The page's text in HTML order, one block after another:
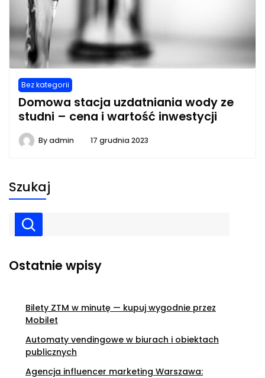
Bez kategorii
Domowa stacja uzdatniania wody ze
studni – cena i wartość inwestycji
Byadmin 17 grudnia 2023
Szukaj
Ostatnie wpisy
Bilety ZTM w minutę — kupuj wygodnie przez
Mobilet
Automaty vendingowe w biurach i obiektach
publicznych
Agencja influencer marketing Warszawa: